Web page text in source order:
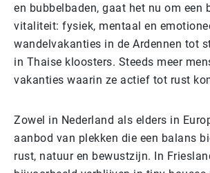
en bubbelbaden, gaat het nu om een
vitaliteit: fysiek, mentaal en
wandelvakanties in de Ardennen tot
in Thaise kloosters. Steeds meer
vakanties waarin ze actief tot rust
Zowel in Nederland als elders in
aanbod van plekken die een balans
rust, natuur en bewustzijn. In